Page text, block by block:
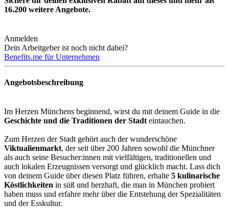
16.200 weitere Angebote.
Anmelden
Dein Arbeitgeber ist noch nicht dabei?
Benefits.me für Unternehmen
Angebotsbeschreibung
Im Herzen Münchens beginnend, wirst du mit deinem Guide in die
Geschichte und die Traditionen der Stadt eintauchen.
Zum Herzen der Stadt gehört auch der wunderschöne
Viktualienmarkt, der seit über 200 Jahren sowohl die Münchner
als auch seine Besucher:innen mit vielfältigen, traditionellen und
auch lokalen Erzeugnissen versorgt und glücklich macht. Lass dich
von deinem Guide über diesen Platz führen, erhalte 5 kulinarische
Köstlichkeiten in süß und herzhaft, die man in München probiert
haben muss und erfahre mehr über die Entstehung der Spezialitäten
und der Esskultur.